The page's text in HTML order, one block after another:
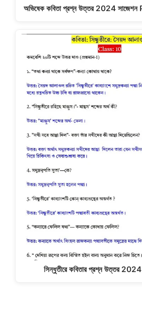
অভিষেক কবিতা প্রশ্ন উত্তর 2024
সিন্ধুতীরে কবিতার প্রশ্ন উত্তর